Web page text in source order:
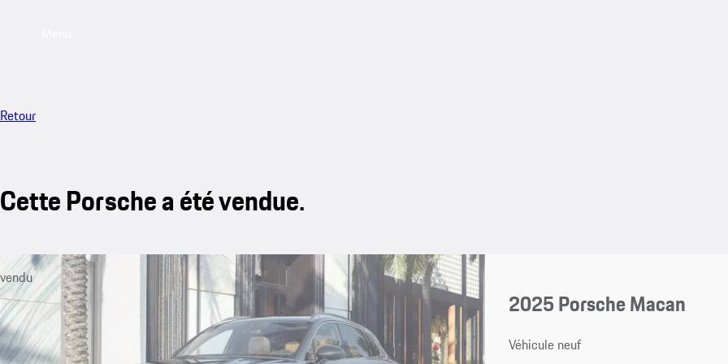
Retour
Cette Porsche a été vendue.
vendu
2025 Porsche Macan
Véhicule neuf